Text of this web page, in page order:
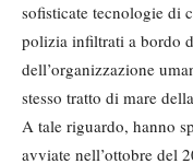
sofisticate tecnologie di
polizia infiltrati a bordo
dell’organizzazione
stesso tratto di mare della
A tale riguardo, hanno
avviate nell’ottobre del